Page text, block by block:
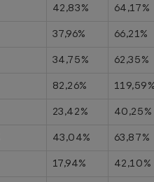
42,83%
64,17%
37,96%
66,21%
34,75%
62,35%
82,26%
23,42%
40,25%
43,04%
63,87%
17,94%
42,10%